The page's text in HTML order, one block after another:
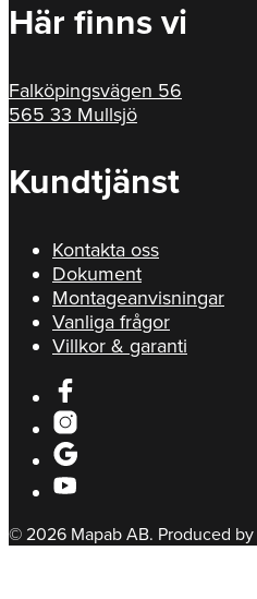
Här finns vi
Falköpingsvägen 56
565 33 Mullsjö
Kundtjänst
Kontakta oss
Dokument
Montageanvisningar
Vanliga frågor
Villkor & garanti
© 2026 Mapab AB. Produced by